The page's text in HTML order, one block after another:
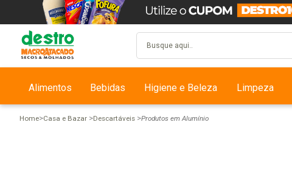
Alimentos Bebidas Higiene e Beleza Limpeza
Home Casa e Bazar Descartáveis Produtos em Alumínio